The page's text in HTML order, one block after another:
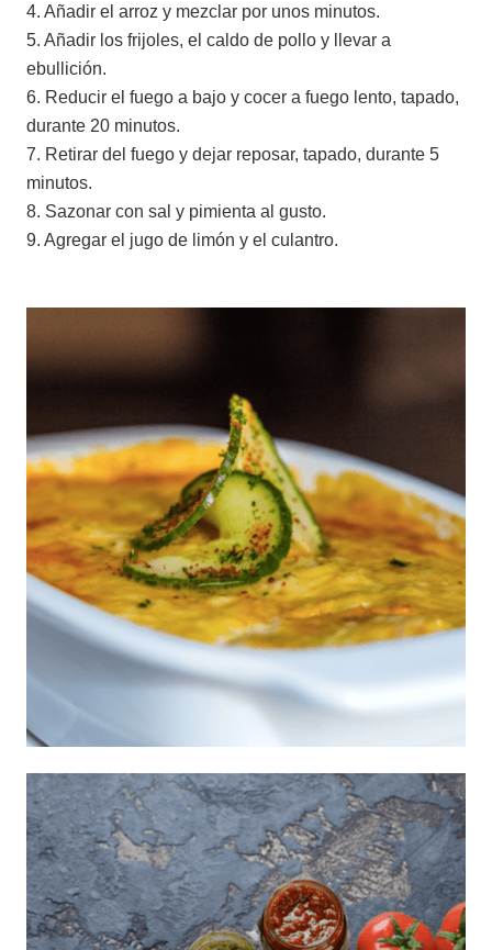
4. Añadir el arroz y mezclar por unos minutos.
5. Añadir los frijoles, el caldo de pollo y llevar a
ebullición.
6. Reducir el fuego a bajo y cocer a fuego lento, tapado,
durante 20 minutos.
7. Retirar del fuego y dejar reposar, tapado, durante 5
minutos.
8. Sazonar con sal y pimienta al gusto.
9. Agregar el jugo de limón y el culantro.
Lasaña primavera